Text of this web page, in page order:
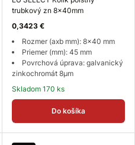
trubkový zn 8x40mm
0,3423 €
Rozmer (axb mm): 8x40 mm
Priemer (mm): 45 mm
Povrchová úprava: galvanický
zinkochromát 8µm
Skladom 170 ks
Do košíka